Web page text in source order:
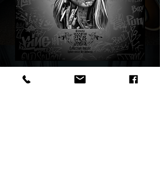
Tableau en aluminium brossé
"interactif" ASTROZIA by F.Spiktri